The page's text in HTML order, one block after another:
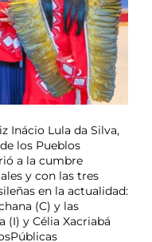
Inácio Lula da Silva,
los Pueblos
a la cumbre
y con las tres
en la actualidad:
(C) y las
(I) y Célia Xacriabá